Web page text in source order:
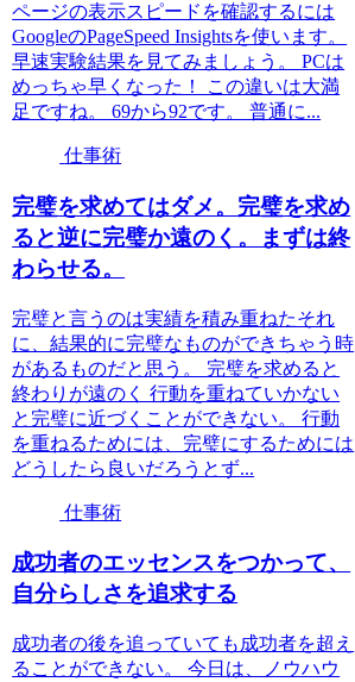
ページの表示スピードを確認するには
GoogleのPageSpeed Insightsを使います。
早速実験結果を見てみましょう。 PCは
めっちゃ早くなった！ この違いは大満
足ですね。 69から92です。 普通に...
仕事術
完璧を求めてはダメ。完璧を求め
ると逆に完璧か遠のく。まずは終
わらせる。
完璧と言うのは実績を積み重ねたそれ
に、結果的に完璧なものができちゃう時
があるものだと思う。 完璧を求めると
終わりが遠のく 行動を重ねていかない
と完璧に近づくことができない。 行動
を重ねるためには、完璧にするためには
どうしたら良いだろうとず...
仕事術
成功者のエッセンスをつかって、
自分らしさを追求する
成功者の後を追っていても成功者を超え
ることができない。 今日は、ノウハウ